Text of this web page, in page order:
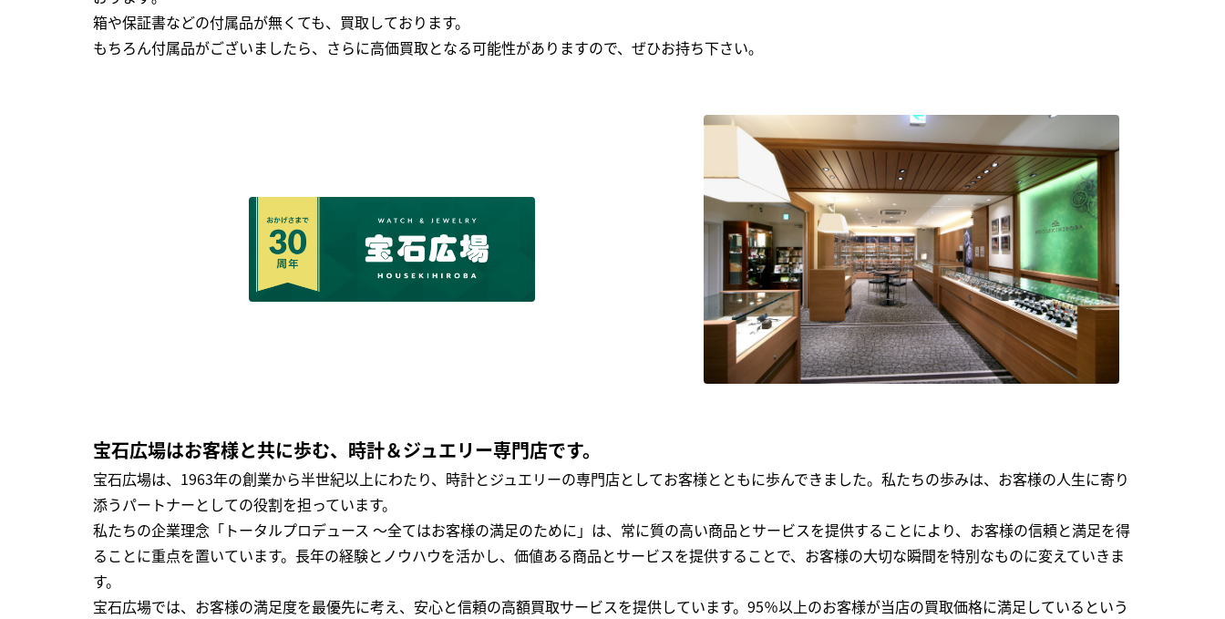
箱や保証書などの付属品が無くても、買取しております。
もちろん付属品がございましたら、さらに高価買取となる可能性がありますので、ぜひお持ち下さい｡
宝石広場はお客様と共に歩む、時計＆ジュエリー専門店です。
宝石広場は、1963年の創業から半世紀以上にわたり、時計とジュエリーの専門店としてお客様とともに歩んできました。私たちの歩みは、お客様の人生に寄り
添うパートナーとしての役割を担っています。
私たちの企業理念「トータルプロデュース ～全てはお客様の満足のために」は、常に質の高い商品とサービスを提供することにより、お客様の信頼と満足を得
ることに重点を置いています。長年の経験とノウハウを活かし、価値ある商品とサービスを提供することで、お客様の大切な瞬間を特別なものに変えていきま
す。
宝石広場では、お客様の満足度を最優先に考え、安心と信頼の高額買取サービスを提供しています。95％以上のお客様が当店の買取価格に満足しているという